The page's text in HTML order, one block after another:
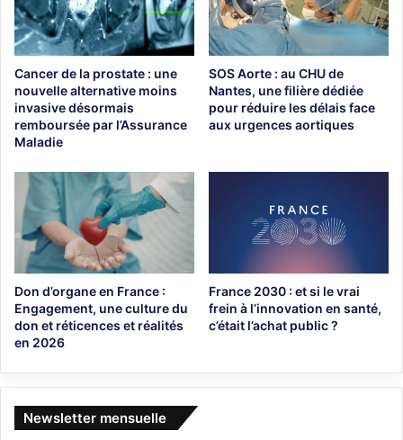
Cancer de la prostate : une
nouvelle alternative moins
invasive désormais
remboursée par l’Assurance
Maladie
SOS Aorte : au CHU de
Nantes, une filière dédiée
pour réduire les délais face
aux urgences aortiques
Don d’organe en France :
Engagement, une culture du
don et réticences et réalités
en 2026
France 2030 : et si le vrai
frein à l’innovation en santé,
c’était l’achat public ?
Newsletter mensuelle